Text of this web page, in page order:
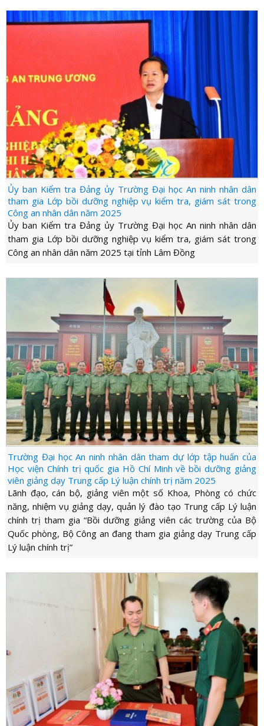
Ủy ban Kiểm tra Đảng ủy Trường Đại học An ninh nhân dân
tham gia Lớp bồi dưỡng nghiệp vụ kiểm tra, giám sát trong
Công an nhân dân năm 2025
Ủy ban Kiểm tra Đảng ủy Trường Đại học An ninh nhân dân
tham gia Lớp bồi dưỡng nghiệp vụ kiểm tra, giám sát trong
Công an nhân dân năm 2025 tại tỉnh Lâm Đồng
Trường Đại học An ninh nhân dân tham dự lớp tập huấn của
Học viện Chính trị quốc gia Hồ Chí Minh về bồi dưỡng giảng
viên giảng dạy Trung cấp Lý luận chính trị năm 2025
Lãnh đạo, cán bộ, giảng viên một số Khoa, Phòng có chức
năng, nhiệm vụ giảng dạy, quản lý đào tạo Trung cấp Lý luận
chính trị tham gia “Bồi dưỡng giảng viên các trường của Bộ
Quốc phòng, Bộ Công an đang tham gia giảng dạy Trung cấp
Lý luận chính trị”